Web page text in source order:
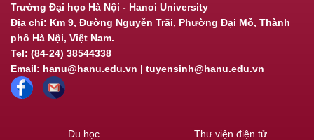
Trường Đại học Hà Nội - Hanoi University
Địa chỉ: Km 9, Đường Nguyễn Trãi, Phường Đại Mỗ, Thành
phố Hà Nội, Việt Nam.
Tel: (84-24) 38544338
Email: hanu@hanu.edu.vn | tuyensinh@hanu.edu.vn
Du học
Thư viện điện tử